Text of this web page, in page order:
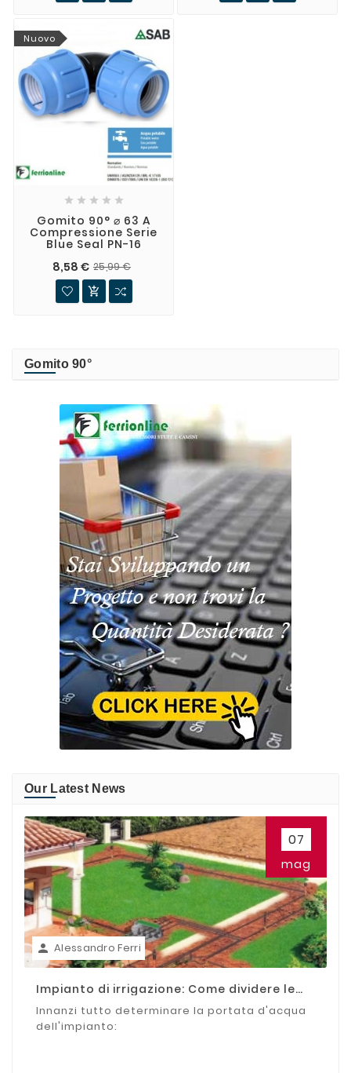
Nuovo
    
Gomito 90° ⌀ 63 A
Compressione Serie
Blue Seal PN-16
8,58 € 25,99 €

Gomito 90°
Our Latest News
07
mag
 Alessandro Ferri
Impianto di irrigazione: Come dividere le
zone
Innanzi tutto determinare la portata d'acqua
dell'impianto: